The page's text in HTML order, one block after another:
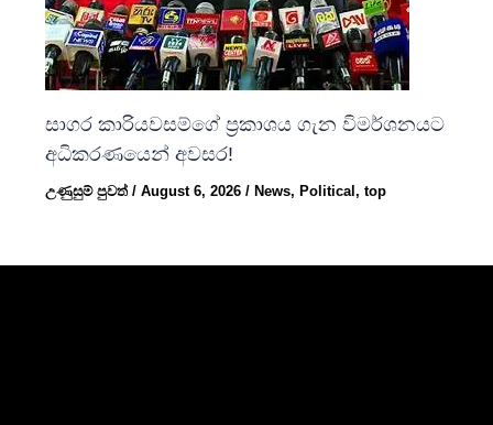
සාගර කාරියවසම්ගේ ප්‍රකාශය ගැන විමර්ශනයට
අධිකරණයෙන් අවසර!
උණුසුම් පුවත්/August 6, 2026/News,Political,top